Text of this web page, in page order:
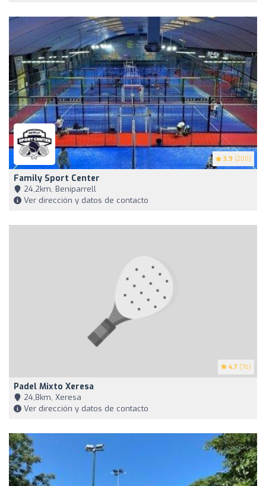
3.9 (200)
Family Sport Center
24,2km, Beniparrell
Ver dirección y datos de contacto
4.7 (76)
Padel Mixto Xeresa
24,8km, Xeresa
Ver dirección y datos de contacto